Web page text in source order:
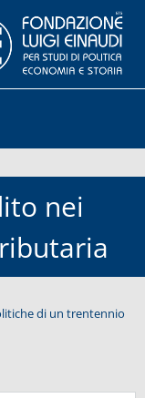
nei
di un trentennio